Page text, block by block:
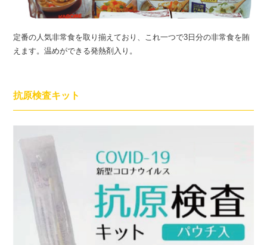
定番の人気非常食を取り揃えており、これ一つで3日分の非常食を賄
えます。温めができる発熱剤入り。
抗原検査キット